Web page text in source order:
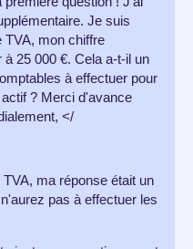
Je suis
TVA, mon chiffre
25 000 €. Cela a-t-il un
à effectuer pour
? Merci d'avance
</
ma réponse était un
pas à effectuer les